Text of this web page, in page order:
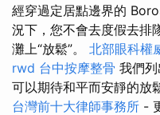
經穿過定居點邊界的
況下，您不會去度假去排
灘上“放鬆”。 北部眼科權
rwd 台中按摩整骨 我們
可以期待和平而安靜的放
台灣前十大律師事務所 -